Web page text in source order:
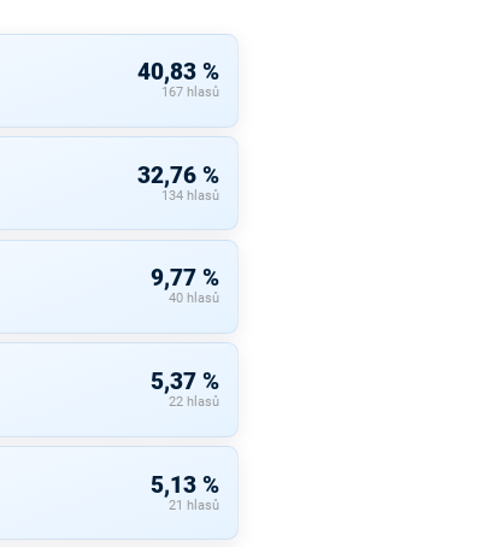
40,83 %
167 hlasů
32,76 %
134 hlasů
9,77 %
40 hlasů
5,37 %
22 hlasů
5,13 %
21 hlasů